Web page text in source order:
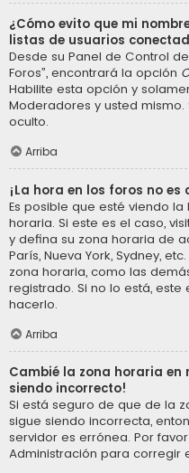
¿Cómo evito que mi
listas de usuarios
Desde su Panel de Control
Foros”, encontrará la opción
Habilite esta opción y
Moderadores y usted
oculto.
Arriba
¡La hora en los foros no es
Es posible que esté viendo
horaria. Si este es el caso,
y defina su zona horaria de
París, Nueva York, Sydney,
zona horaria, como las
registrado. Si no lo está,
hacerlo.
Arriba
Cambié la zona horaria en
siendo incorrecto!
Si está seguro de que de la
sigue siendo incorrecta,
servidor es errónea. Por
Administración para corregir